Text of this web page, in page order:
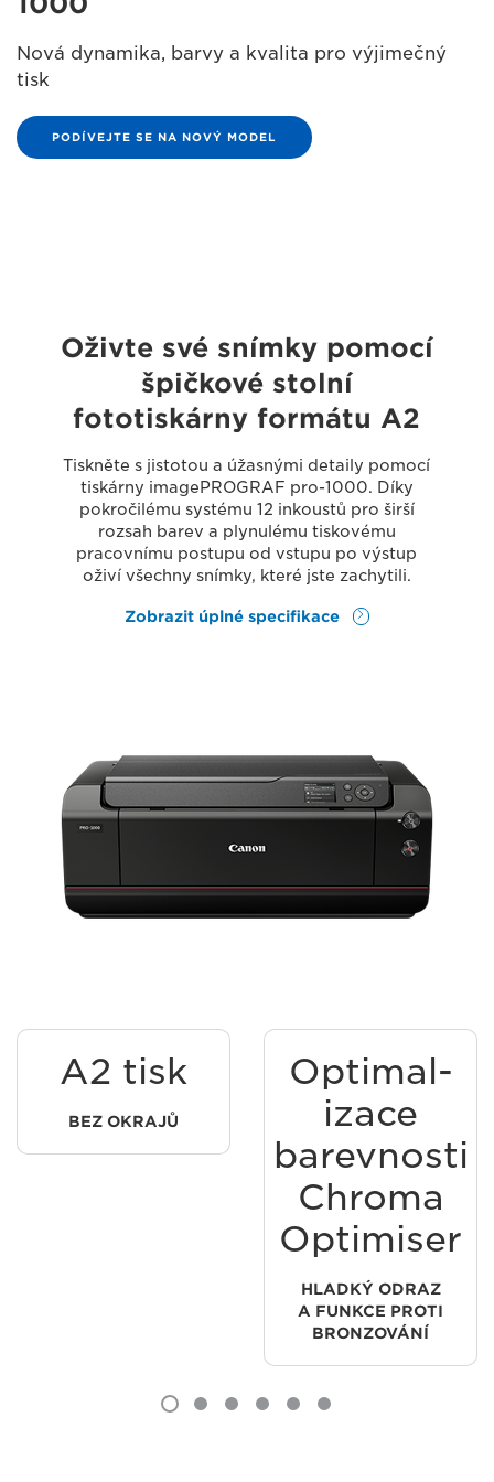
Nová dynamika, barvy a kvalita pro výjimečný
tisk
PODÍVEJTE SE NA NOVÝ MODEL
Oživte své snímky pomocí
špičkové stolní
fototiskárny formátu A2
Tiskněte s jistotou a úžasnými detaily pomocí
tiskárny imagePROGRAF pro-1000. Díky
pokročilému systému 12 inkoustů pro širší
rozsah barev a plynulému tiskovému
pracovnímu postupu od vstupu po výstup
oživí všechny snímky, které jste zachytili.
Zobrazit úplné specifikace
A2 tisk
BEZ OKRAJŮ
Optimal-
izace
barevnosti
Chroma
Optimiser
HLADKÝ ODRAZ
A FUNKCE PROTI
BRONZOVÁNÍ